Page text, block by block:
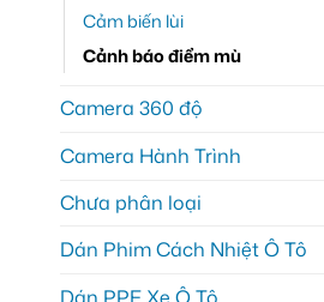
Cảm biến lùi
Cảnh báo điểm mù
Camera 360 độ
Camera Hành Trình
Chưa phân loại
Dán Phim Cách Nhiệt Ô Tô